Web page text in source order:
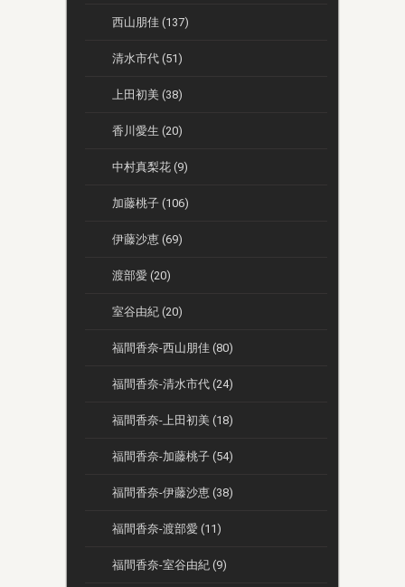
西山朋佳 (137)
清水市代 (51)
上田初美 (38)
香川愛生 (20)
中村真梨花 (9)
加藤桃子 (106)
伊藤沙恵 (69)
渡部愛 (20)
室谷由紀 (20)
福間香奈-西山朋佳 (80)
福間香奈-清水市代 (24)
福間香奈-上田初美 (18)
福間香奈-加藤桃子 (54)
福間香奈-伊藤沙恵 (38)
福間香奈-渡部愛 (11)
福間香奈-室谷由紀 (9)